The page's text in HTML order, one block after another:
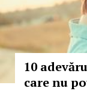
10
care nu